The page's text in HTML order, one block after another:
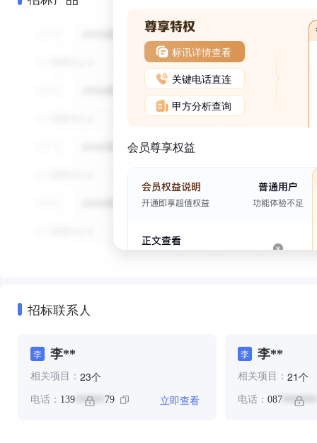
标讯详情查看
关键电话直连
甲方分析查询
会员尊享权益
招标联系人
李 李**
相关项目： 23个
电话： 139 ****** 79 立即查看
李 李**
相关项目： 21个
电话： 087 *******